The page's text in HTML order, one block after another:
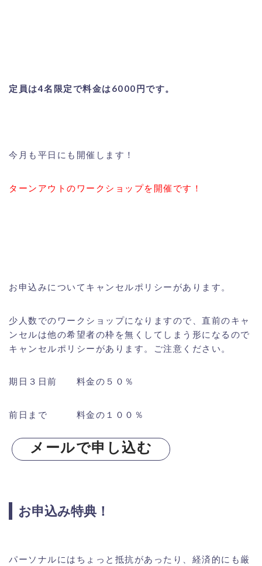
定員は4名限定で料金は6000円です。
今月も平日にも開催します！
ターンアウトのワークショップを開催です！
お申込みについてキャンセルポリシーがあります。
少人数でのワークショップになりますので、直前のキャ
ンセルは他の希望者の枠を無くしてしまう形になるので
キャンセルポリシーがあります。ご注意ください。
期日３日前 料金の５０％
前日まで 料金の１００％
メールで申し込む
お申込み特典！
パーソナルにはちょっと抵抗があったり、経済的にも厳